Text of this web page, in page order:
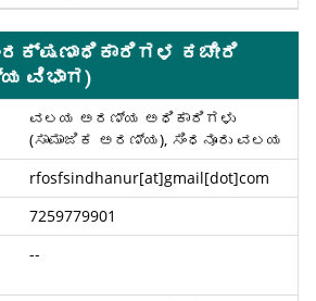
ಕಚೇರಿ
ವಿಭಾಗ)
ವಲಯ ಅರಣ್ಯ ಅಧಿಕಾರಿಗಳು
(ಸಾಮಾಜಿಕ ಅರಣ್ಯ), ಸಿಂಧನೂರು ವಲಯ
rfosfsindhanur[at]gmail[dot]com
7259779901
--